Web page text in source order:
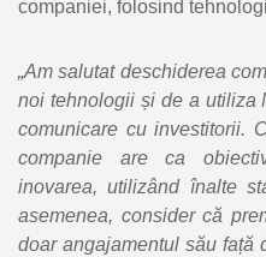
companiei, folosind
„Am salutat deschiderea
noi tehnologii și de a utiliza
comunicare cu investitorii.
companie are ca
inovarea, utilizând înalte
asemenea, consider că
doar angajamentul său față